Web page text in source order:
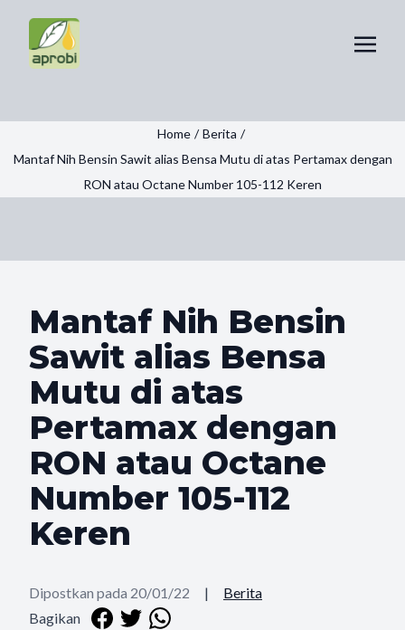
Home / Berita /
Mantaf Nih Bensin Sawit alias Bensa Mutu di atas Pertamax dengan
RON atau Octane Number 105-112 Keren
Mantaf Nih Bensin
Sawit alias Bensa
Mutu di atas
Pertamax dengan
RON atau Octane
Number 105-112
Keren
Dipostkan pada 20/01/22 |
Berita
Bagikan